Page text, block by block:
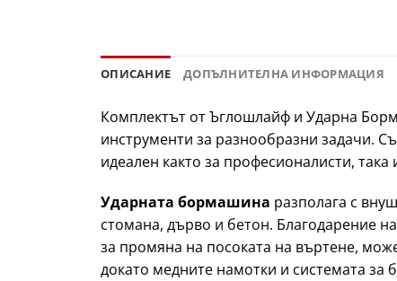
ОПИСАНИЕ ДОПЪЛНИТЕЛНА ИНФОРМАЦИЯ
Комплектът от Ъглошлайф и Ударна
инструменти за разнообразни задачи.
идеален както за професионалисти,
Ударната бормашина разполага с
стомана, дърво и бетон. Благодарение
за промяна на посоката на въртене,
докато медните намотки и системата